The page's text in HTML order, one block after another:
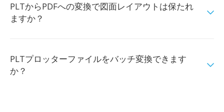
PLTからPDFへの変換で図面レイアウトは保たれ
ますか？
PLTプロッターファイルをバッチ変換できます
か？